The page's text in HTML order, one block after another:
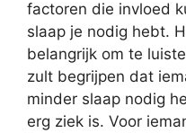
factoren die invloed
slaap je nodig hebt.
belangrijk om te
zult begrijpen dat
minder slaap nodig
erg ziek is. Voor